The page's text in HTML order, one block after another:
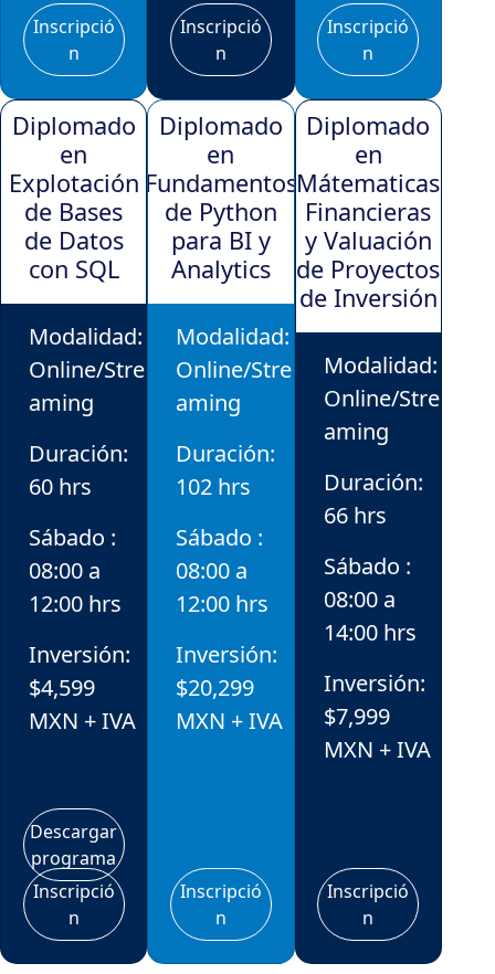
Inscripció
n
Inscripció
n
Inscripció
n
Diplomado
en
Explotación
de Bases
de Datos
con SQL
Modalidad:
Online/Stre
aming
Duración:
60 hrs
Sábado :
08:00 a
12:00 hrs
Inversión:
$4,599
MXN + IVA
Descargar
programa
Inscripció
n
Diplomado
en
Fundamentos
de Python
para BI y
Analytics
Modalidad:
Online/Stre
aming
Duración:
102 hrs
Sábado :
08:00 a
12:00 hrs
Inversión:
$20,299
MXN + IVA
Inscripció
n
Diplomado
en
Mátematicas
Financieras
y Valuación
de Proyectos
de Inversión
Modalidad:
Online/Stre
aming
Duración:
66 hrs
Sábado :
08:00 a
14:00 hrs
Inversión:
$7,999
MXN + IVA
Inscripció
n